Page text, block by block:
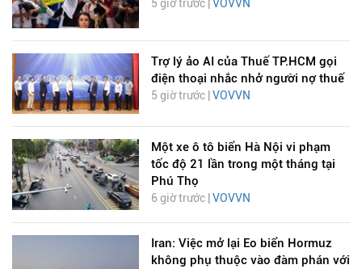
5 giờ trước | VOVVN
Trợ lý ảo AI của Thuế TP.HCM gọi
điện thoại nhắc nhở người nợ thuế
5 giờ trước | VOVVN
Một xe ô tô biển Hà Nội vi phạm
tốc độ 21 lần trong một tháng tại
Phú Thọ
6 giờ trước | VOVVN
Iran: Việc mở lại Eo biển Hormuz
không phụ thuộc vào đàm phán với